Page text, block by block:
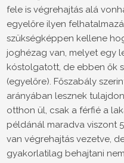
fele is végrehajtás alá
egyelőre ilyen
szükségképpen kellene
joghézag van, melyet egy
kóstolgatott, de ebben ők
(egyelőre). Főszabály
arányában lesznek
otthon ül, csak a férfié a
példánál maradva viszont
van végrehajtás vezetve,
gyakorlatilag behajtani